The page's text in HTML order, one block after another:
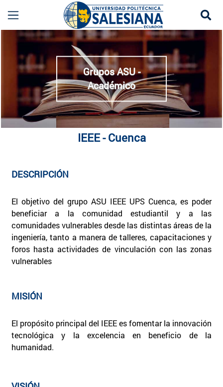
IEEE Cuenca | Rama Estudiantil IEEE | Grupo
Grupos ASU -
Académico
IEEE - Cuenca
DESCRIPCIÓN
El objetivo del grupo ASU IEEE UPS Cuenca, es poder
beneficiar a la comunidad estudiantil y a las
comunidades vulnerables desde las distintas áreas de la
ingeniería, tanto a manera de talleres, capacitaciones y
foros hasta actividades de vinculación con las zonas
vulnerables
MISIÓN
El propósito principal del IEEE es fomentar la innovación
tecnológica y la excelencia en beneficio de la
humanidad.